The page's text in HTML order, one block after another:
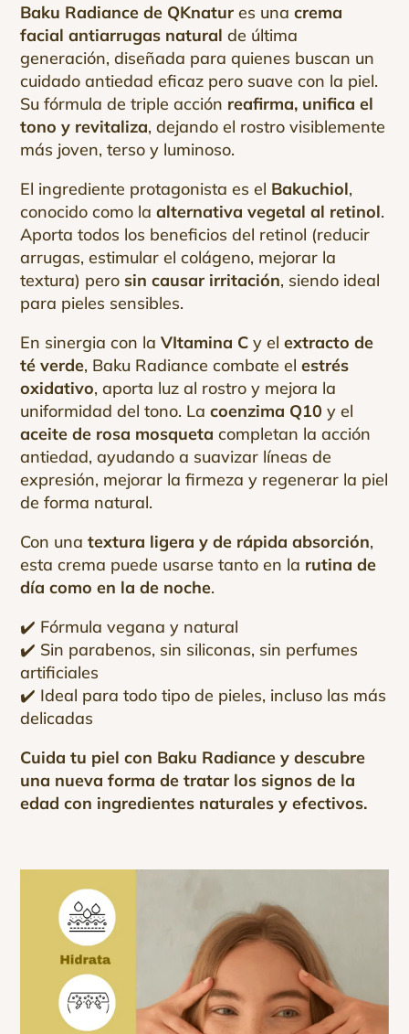
Baku Radiance de QKnatur es unacrema
facial antiarrugas natural de última
generación, diseñada para quienes buscan un
cuidado antiedad eficaz pero suave con la piel.
Su fórmula de triple acción reafirma, unifica el
tono y revitaliza, dejando el rostro visiblemente
más joven, terso y luminoso.
El ingrediente protagonista es el Bakuchiol,
conocido como laalternativa vegetal al retinol.
Aporta todos los beneficios del retinol (reducir
arrugas, estimular el colágeno, mejorar la
textura) pero sin causar irritación, siendo ideal
para pieles sensibles.
En sinergia con laVItamina C y elextracto de
té verde, Baku Radiance combate elestrés
oxidativo, aporta luz al rostro y mejora la
uniformidad del tono. Lacoenzima Q10 y el
aceite de rosa mosqueta completan la acción
antiedad, ayudando a suavizar líneas de
expresión, mejorar la firmeza y regenerar la piel
de forma natural.
Con unatextura ligera y de rápida absorción,
esta crema puede usarse tanto en la rutina de
día como en la de noche.
✔️ Fórmula vegana y natural
✔️ Sin parabenos, sin siliconas, sin perfumes
artificiales
✔️ Ideal para todo tipo de pieles, incluso las más
delicadas
Cuida tu piel con Baku Radiance y descubre
una nueva forma de tratar los signos de la
edad con ingredientes naturales y efectivos.